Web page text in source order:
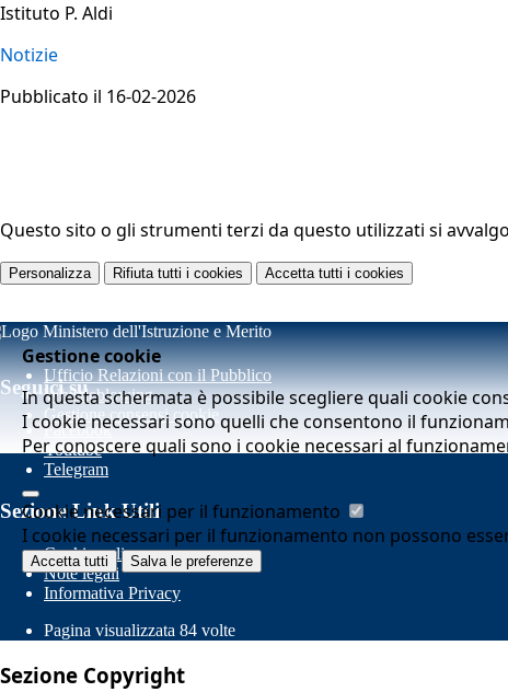
Istituto P. Aldi
Notizie
Pubblicato il 16-02-2026
Questo sito o gli strumenti terzi da questo utilizzati si
Personalizza Rifiuta tutti i cookies Accetta tutti i cookies
Gestione cookie
In questa schermata è possibile scegliere quali cookie
I cookie necessari sono quelli che consentono il
Per conoscere quali sono i cookie necessari al
Cookie necessari per il funzionamento
I cookie necessari per il funzionamento non possono
Accetta tutti Salva le preferenze
Ufficio Relazioni con il Pubblico
Whistleblowing
Gestione consensi cookie
Seguici su
Facebook
Youtube
Telegram
Sezione Link Utili
Cookie policy
Note legali
Informativa Privacy
Pagina visualizzata 84 volte
Sezione Copyright